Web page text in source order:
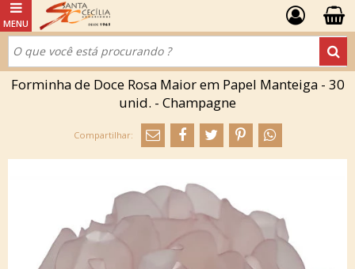
Forminha de Doce Rosa Maior em Papel Manteiga - 30
unid. - Champagne